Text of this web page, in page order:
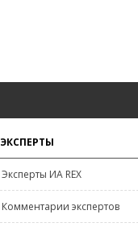
ЭКСПЕРТЫ
Эксперты ИА REX
Комментарии экспертов